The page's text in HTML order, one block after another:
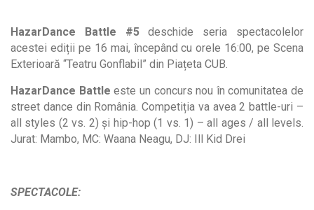
HazarDance Battle #5deschide seria spectacolelor
acestei ediții pe 16 mai, începând cu orele 16:00, pe Scena
Exterioară “Teatru Gonflabil” din Piațeta CUB.
HazarDance Battle este un concurs nou în comunitatea de
street dance din România. Competiția va avea 2 battle-uri –
all styles (2 vs. 2) și hip-hop (1 vs. 1) – all ages / all levels.
Jurat: Mambo, MC: Waana Neagu, DJ: Ill Kid Drei
SPECTACOLE: